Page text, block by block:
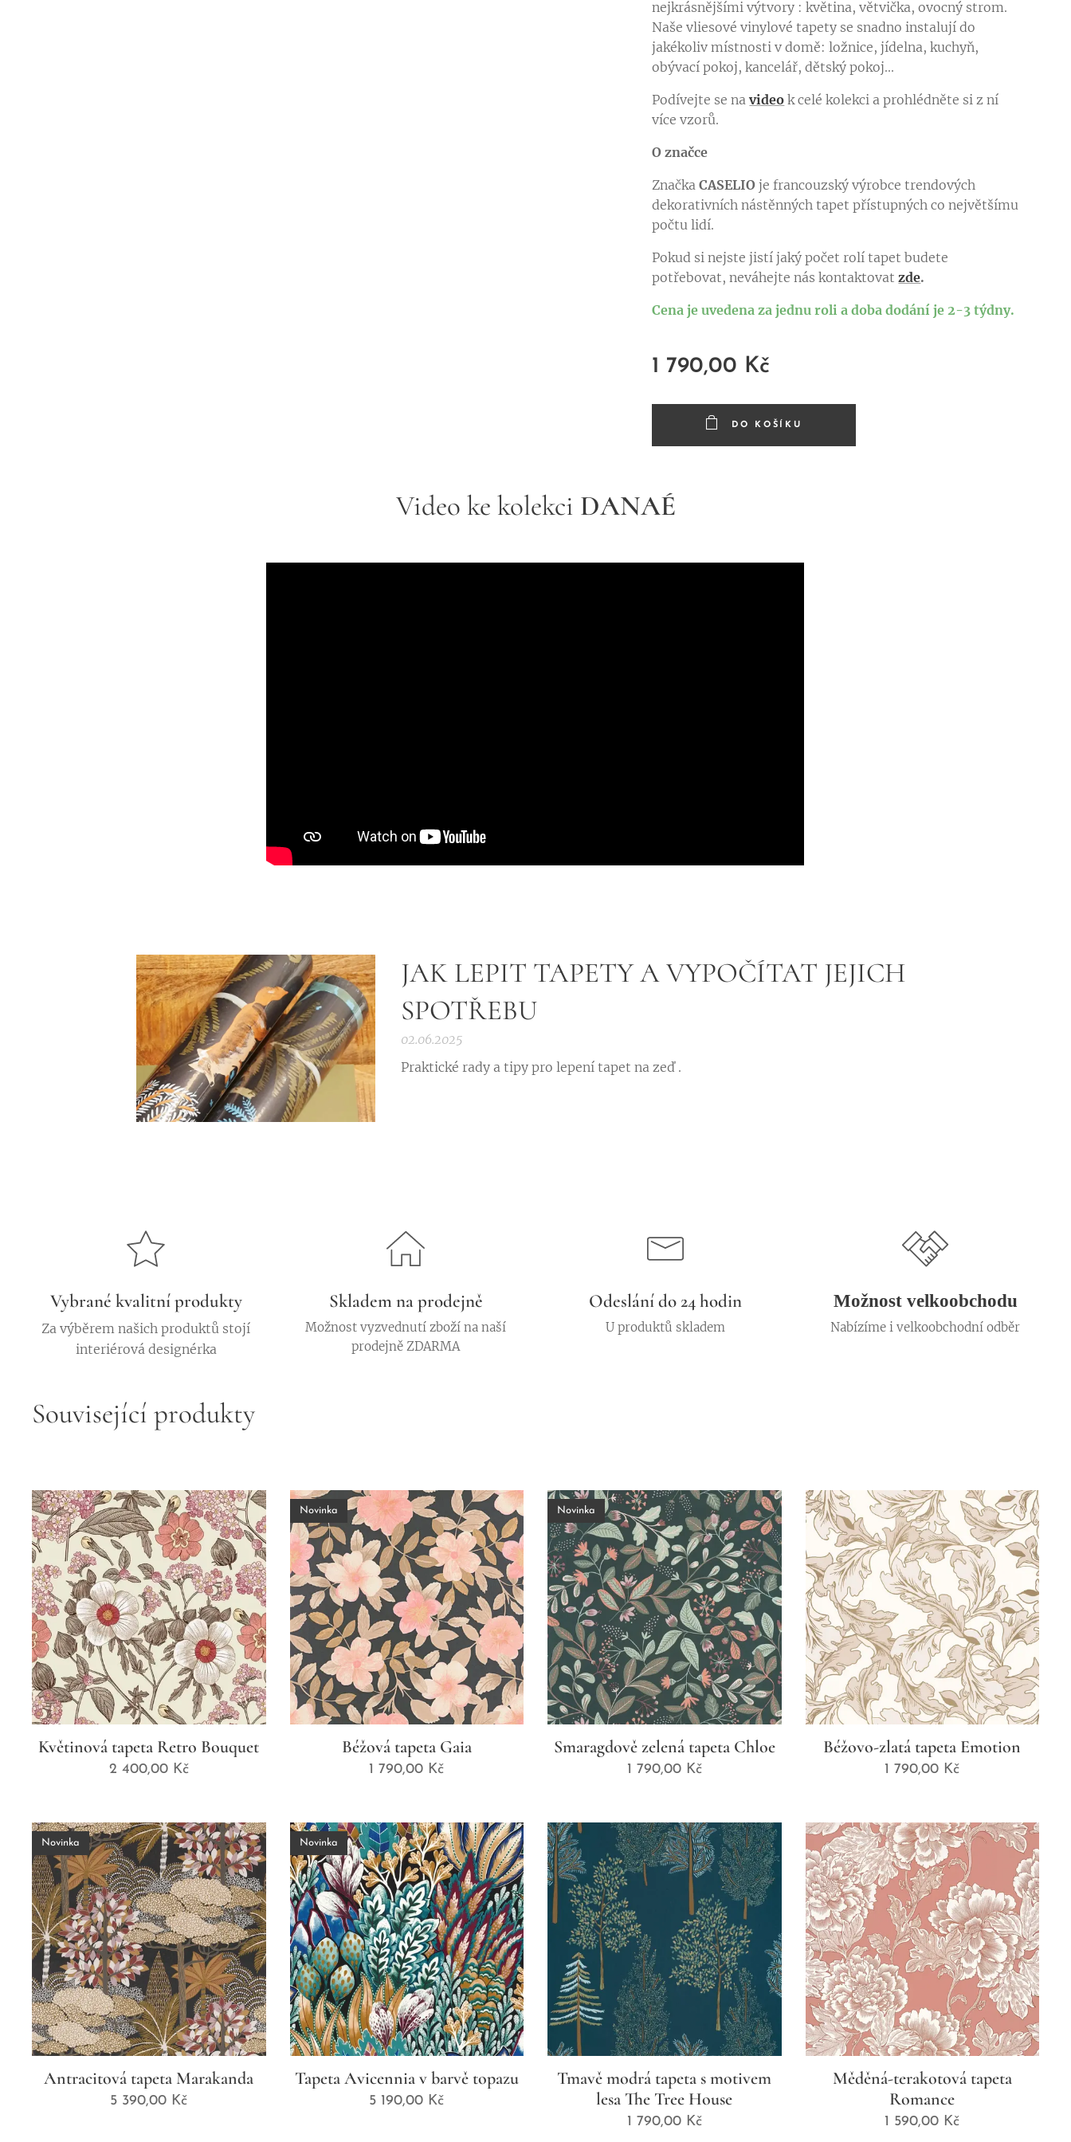
nejkrásnějšími výtvory : květina, větvička, ovocný strom.
Naše vliesové vinylové tapety se snadno instalují do
jakékoliv místnosti v domě: ložnice, jídelna, kuchyň,
obývací pokoj, kancelář, dětský pokoj...
Podívejte se navideo k celé kolekci a prohlédněte si z ní
více vzorů.
O značce
ZnačkaCASELIO je francouzský výrobce trendových
dekorativních nástěnných tapet přístupných co největšímu
počtu lidí.
Pokud si nejste jistí jaký počet rolí tapet budete
potřebovat, neváhejte nás kontaktovatzde.
Cena je uvedena za jednu roli a doba dodání je 2-3 týdny.
1 790,00 Kč
DO KOŠÍKU
Video ke kolekci DANAÉ
JAK LEPIT TAPETY A VYPOČÍTAT JEJICH
SPOTŘEBU
02.06.2025
Praktické rady a tipy pro lepení tapet na zeď .
Vybrané kvalitní produkty
Za výběrem našich produktů stojí
interiérová designérka
Skladem na prodejně
Možnost vyzvednutí zboží na naší
prodejně ZDARMA
Odeslání do 24 hodin
U produktů skladem
Možnost velkoobchodu
Nabízíme i velkoobchodní odběr
Související produkty
Květinová tapeta Retro Bouquet
2 400,00Kč
Béžová tapeta Gaia
Novinka
1 790,00 Kč
Smaragdově zelená tapeta Chloe
Novinka
1 790,00Kč
Béžovo-zlatá tapeta Emotion
1 790,00 Kč
Antracitová tapeta Marakanda
Novinka
5 390,00 Kč
Tapeta Avicennia v barvě topazu
Novinka
5 190,00 Kč
Tmavě modrá tapeta s motivem
lesa The Tree House
1 790,00Kč
Měděná-terakotová tapeta
Romance
1 590,00 Kč